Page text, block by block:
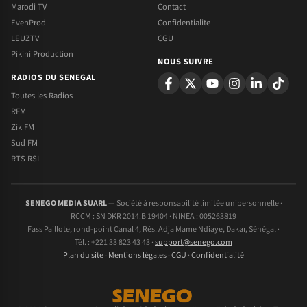
Marodi TV
EvenProd
LEUZTV
Pikini Production
RADIOS DU SENEGAL
Toutes les Radios
RFM
Zik FM
Sud FM
RTS RSI
Contact
Confidentialite
CGU
NOUS SUIVRE
SENEGO MEDIA SUARL— Société à responsabilité limitée unipersonnelle ·
RCCM : SN DKR 2014.B 19404 · NINEA : 005263819
Fass Paillote, rond-point Canal 4, Rés. Adja Mame Ndiaye, Dakar, Sénégal ·
Tél. : +221 33 823 43 43 ·support@senego.com
Plan du site· Mentions légales·CGU ·Confidentialité